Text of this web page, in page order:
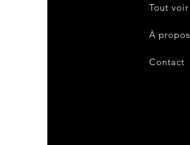
Tout voir
À propos
Contact